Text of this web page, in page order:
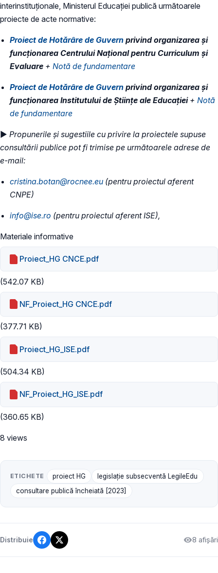
interinstituționale, Ministerul Educaţiei publică următoarele
proiecte de acte normative:
Proiect de Hotărâre de Guvern privind organizarea și
funcționarea Centrului Național pentru Curriculum și
Evaluare + Notă de fundamentare
Proiect de Hotărâre de Guvern privind organizarea şi
funcționarea Institutului de Științe ale Educaţiei + Notă
de fundamentare
► Propunerile și sugestiile cu privire la proiectele supuse
consultării publice pot fi trimise pe următoarele adrese de
e-mail:
cristina.botan@rocnee.eu (pentru proiectul aferent
CNPE)
info@ise.ro (pentru proiectul aferent ISE),
Materiale informative
Proiect_HG CNCE.pdf
(542.07 KB)
NF_Proiect_HG CNCE.pdf
(377.71 KB)
Proiect_HG_ISE.pdf
(504.34 KB)
NF_Proiect_HG_ISE.pdf
(360.65 KB)
8 views
ETICHETE proiect HG
legislație subsecventă LegileEdu
consultare publică încheiată [2023]
Distribuie 8 afișări